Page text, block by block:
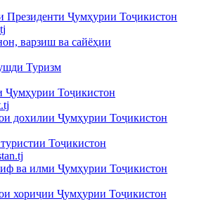
Президенти Ҷумҳурии Тоҷикистон
варзиш ва сайёҳии
Туризм
Тоҷикистон
дохилии Ҷумҳурии Тоҷикистон
Тоҷикистон
ва илми Ҷумҳурии Тоҷикистон
хориҷии Ҷумҳурии Тоҷикистон